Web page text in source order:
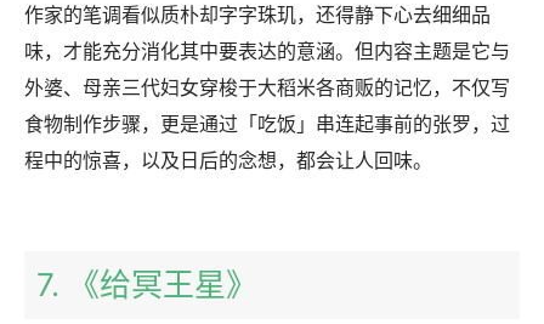
作家的笔调看似质朴却字字珠玑，还得静下心去细细品
味，才能充分消化其中要表达的意涵。但内容主题是它与
外婆、母亲三代妇女穿梭于大稻米各商贩的记忆，不仅写
食物制作步骤，更是通过「吃饭」串连起事前的张罗，过
程中的惊喜，以及日后的念想，都会让人回味。
7. 《给冥王星》